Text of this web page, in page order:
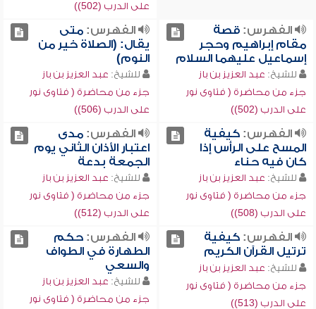
على الدرب (502))
الفهرس:قصة
مقام إبراهيم وحجر
إسماعيل عليهما السلام
للشيخ: عبد العزيز بن باز
جزء من محاضرة ( فتاوى نور
على الدرب (502))
الفهرس:متى
يقال: (الصلاة خير من
النوم)
للشيخ: عبد العزيز بن باز
جزء من محاضرة ( فتاوى نور
على الدرب (506))
الفهرس:كيفية
المسح على الرأس إذا
كان فيه حناء
للشيخ: عبد العزيز بن باز
جزء من محاضرة ( فتاوى نور
على الدرب (508))
الفهرس:مدى
اعتبار الأذان الثاني يوم
الجمعة بدعة
للشيخ: عبد العزيز بن باز
جزء من محاضرة ( فتاوى نور
على الدرب (512))
الفهرس:كيفية
ترتيل القرآن الكريم
للشيخ: عبد العزيز بن باز
جزء من محاضرة ( فتاوى نور
على الدرب (513))
الفهرس:حكم
الطهارة في الطواف
والسعي
للشيخ: عبد العزيز بن باز
جزء من محاضرة ( فتاوى نور